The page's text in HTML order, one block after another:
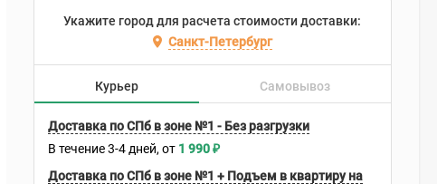
Укажите город для расчета стоимости доставки:
Санкт-Петербург
Курьер Самовывоз
Доставка по СПб в зоне №1 - Без разгрузки
В течение 3-4 дней 1 990₽
Доставка по СПб в зоне №1 + Подъем в квартиру на